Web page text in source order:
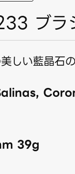
ブラ
しい藍晶石の
39g